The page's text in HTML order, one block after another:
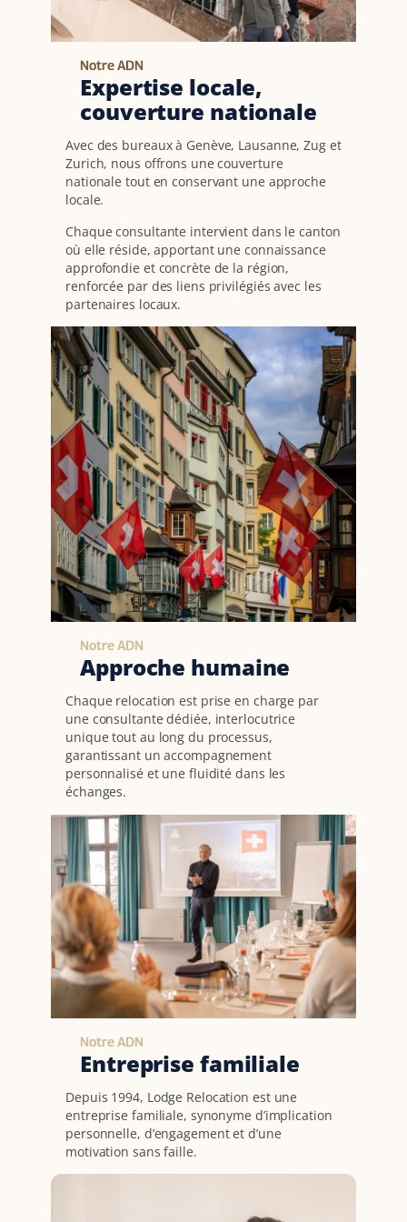
Notre ADN
Expertise locale,
couverture nationale
Avec des bureaux à Genève, Lausanne, Zug et
Zurich, nous offrons une couverture
nationale tout en conservant une approche
locale.
Chaque consultante intervient dans le canton
où elle réside, apportant une connaissance
approfondie et concrète de la région,
renforcée par des liens privilégiés avec les
partenaires locaux.
Notre ADN
Approche humaine
Chaque relocation est prise en charge par
une consultante dédiée, interlocutrice
unique tout au long du processus,
garantissant un accompagnement
personnalisé et une fluidité dans les
échanges.
Notre ADN
Entreprise familiale
Depuis 1994, Lodge Relocation est une
entreprise familiale, synonyme d’implication
personnelle, d’engagement et d’une
motivation sans faille.